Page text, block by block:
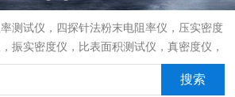
测试仪，四探针法粉末电阻率仪，压实密度
振实密度仪，比表面积测试仪，真密度仪，
率仪，炭块二氧化碳反应测定仪